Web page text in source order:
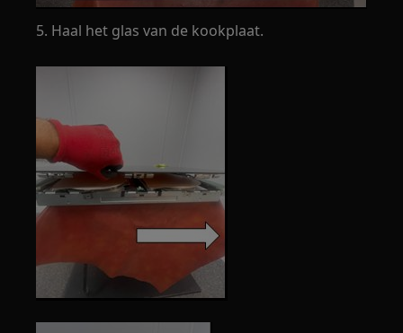
5. Haal het glas van de kookplaat.